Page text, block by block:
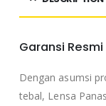
Garansi
Dengan asumsi
tebal, Lensa